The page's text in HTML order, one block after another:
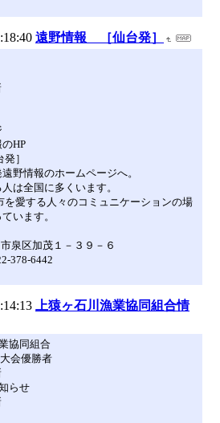
遠野情報 ［仙台発］
HP
］
野情報のホームページへ。
は全国に多くいます。
を愛する人々のコミュニケーションの場
います。
泉区加茂１－３９－６
378-6442
上猿ヶ石川漁業協同組合情
協同組合
会優勝者
らせ